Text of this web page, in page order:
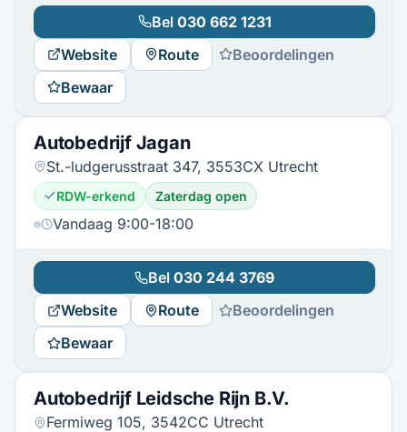
Bel 030 662 1231
Website
Route
Beoordelingen
Bewaar
Autobedrijf Jagan
St.-ludgerusstraat 347, 3553CX Utrecht
RDW-erkend Zaterdag open
Vandaag 9:00-18:00
Bel 030 244 3769
Website
Route
Beoordelingen
Bewaar
Autobedrijf Leidsche Rijn B.V.
Fermiweg 105, 3542CC Utrecht